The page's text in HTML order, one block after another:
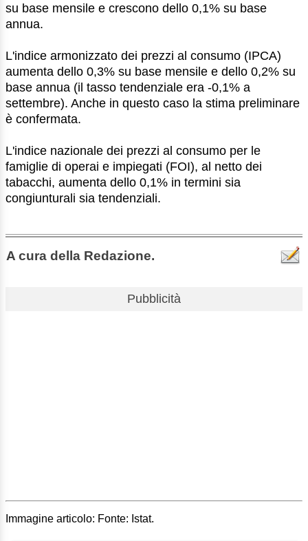
su base mensile e crescono dello 0,1% su base
annua.
L'indice armonizzato dei prezzi al consumo (IPCA)
aumenta dello 0,3% su base mensile e dello 0,2% su
base annua (il tasso tendenziale era -0,1% a
settembre). Anche in questo caso la stima preliminare
è confermata.
L'indice nazionale dei prezzi al consumo per le
famiglie di operai e impiegati (FOI), al netto dei
tabacchi, aumenta dello 0,1% in termini sia
congiunturali sia tendenziali.
A cura della Redazione.
Pubblicità
Immagine articolo: Fonte: Istat.